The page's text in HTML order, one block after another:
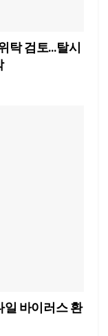
탁 검토…탈시
일 바이러스 환